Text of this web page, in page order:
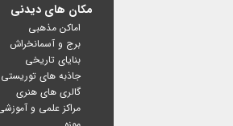
مکان های دیدنی
اماکن مذهبی
برج و آسمانخراش
بنایای تاریخی
جاذبه های توریستی
گالری های هنری
مراکز علمی و